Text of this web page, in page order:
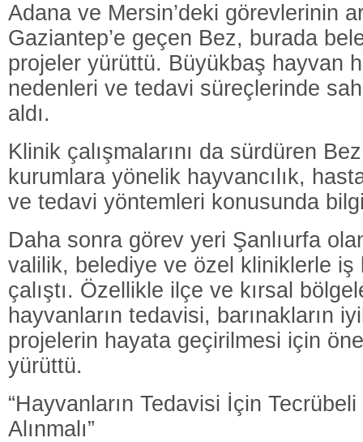
Adana ve Mersin’deki görevlerinin
Gaziantep’e geçen Bez, burada
projeler yürüttü. Büyükbaş hayvan
nedenleri ve tedavi süreçlerinde
aldı.
Klinik çalışmalarını da sürdüren
kurumlara yönelik hayvancılık,
ve tedavi yöntemleri konusunda
Daha sonra görev yeri Şanlıurfa
valilik, belediye ve özel kliniklerle iş
çalıştı. Özellikle ilçe ve kırsal
hayvanların tedavisi, barınakların
projelerin hayata geçirilmesi için
yürüttü.
“Hayvanların Tedavisi İçin
Alınmalı”